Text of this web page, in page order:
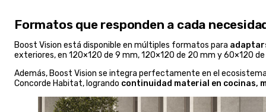
Formatos que responden a cada
Boost Vision está disponible en múltiples formatos para
exteriores, en 120×120 de 9 mm, 120×120 de 20 mm y 60×120
Además, Boost Vision se integra perfectamente en el
Concorde Habitat, logrando continuidad material en cocinas,